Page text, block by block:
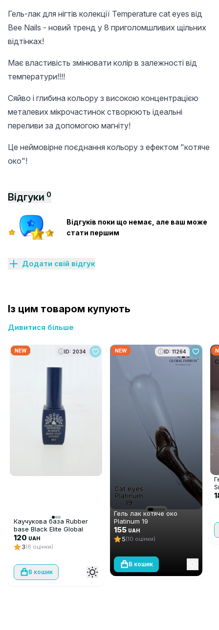
Гель-лак для нігтів колекції Temperature cat eyes від
Bee Nails - новий тренд у 8 приголомшливих щільних
відтінках!
Має властивість змінювати колір в залежності від
температури!!!!
Сяйво і глибина кольору з високою концентрацією
металевих мікрочастинок створюють ідеальні
переливи за допомогою магніту!
Це неймовірне поєднання кольору з ефектом "котяче
око"!
Відгуки 0
Відгуків поки що немає, але ваш може
стати першим
Додати свій відгук
Із цим товаром купують
Дивитися більше
NEW ID: 2034
Каучукова база Rubber
base Black Elite Global
Fashion (8 мл)
120 UAH
3(6 оцінки)
В кошик
NEW ID: 11264
Гель лак котяче око
Platinum 19
155 UAH
5(10 оцінки)
В кошик